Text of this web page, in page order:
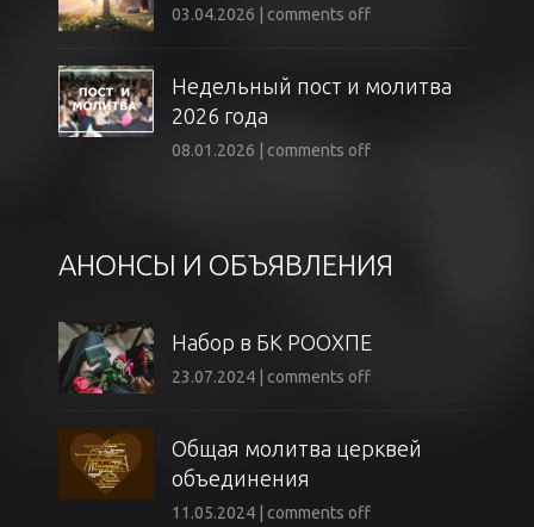
03.04.2026 comments off
Недельный пост и молитва
2026 года
08.01.2026 comments off
АНОНСЫ И ОБЪЯВЛЕНИЯ
Набор в БК РООХПЕ
23.07.2024 comments off
Общая молитва церквей
объединения
11.05.2024 comments off